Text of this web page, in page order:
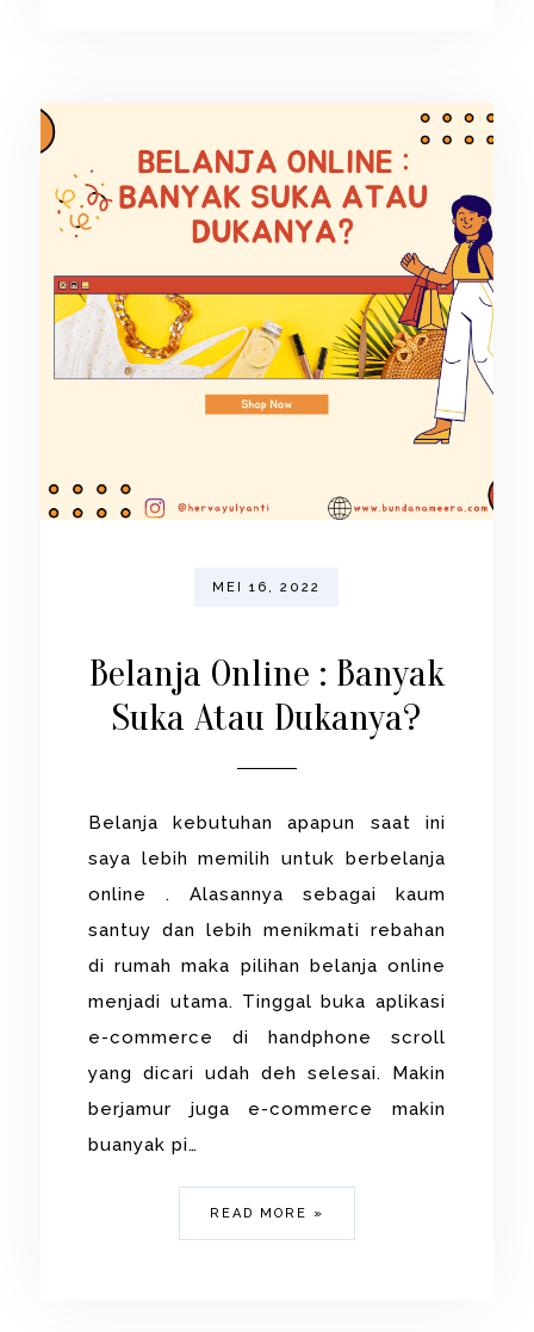
MEI 16, 2022
Belanja Online : Banyak
Suka Atau Dukanya?
Belanja kebutuhan apapun saat ini
saya lebih memilih untuk berbelanja
online . Alasannya sebagai kaum
santuy dan lebih menikmati rebahan
di rumah maka pilihan belanja online
menjadi utama. Tinggal buka aplikasi
e-commerce di handphone scroll
yang dicari udah deh selesai. Makin
berjamur juga e-commerce makin
buanyak pi…
READ MORE »